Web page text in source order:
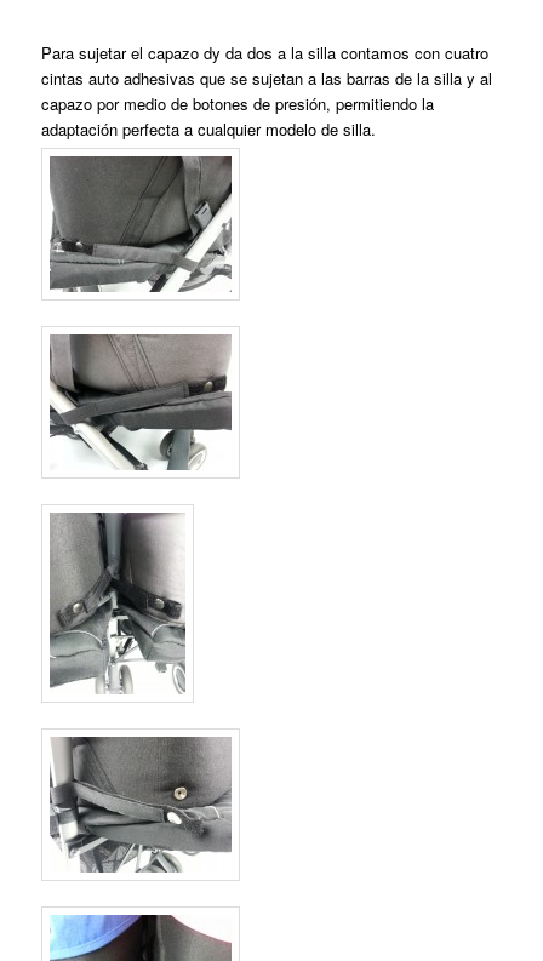
Para sujetar el capazo dy da dos a la silla contamos con cuatro
cintas auto adhesivas que se sujetan a las barras de la silla y al
capazo por medio de botones de presión, permitiendo la
adaptación perfecta a cualquier modelo de silla.